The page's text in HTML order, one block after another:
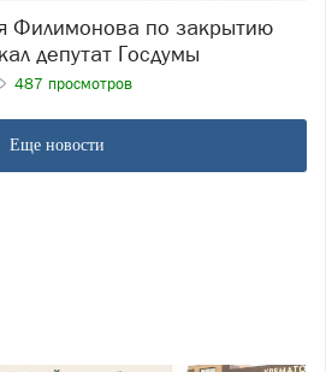
депутат Госдумы
487 просмотров
Еще новости